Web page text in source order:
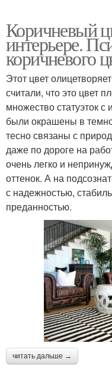
Коричневый
интерьере.
коричневого
Этот цвет
считали, что это цвет
множество статуэток
были окрашены в
тесно связаны с
даже по дороге на
очень легко и
оттенок. А на
с надежностью,
преданностью.
читать дальше →